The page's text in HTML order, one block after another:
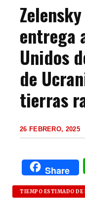
entrega
Unidos
de
tierras
26 FEBRERO, 2025
Share
TIEMPO ESTIMADO DE